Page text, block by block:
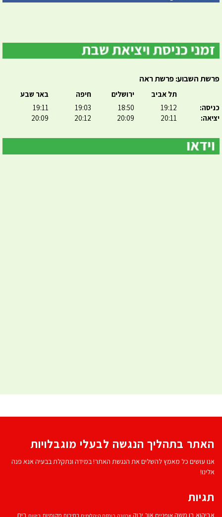
פרשת השבוע: פרשת ראה
כניסה:
יציאה:
תל אביב
19:12
20:11
ירושלים
18:50
20:09
חיפה
19:03
20:12
באר שבע
19:11
20:09
האתר בתהליך הנגשה לבעלי מוגבלויות
אנו עושים כל מאמץ להשלים את הנגשת האתר! במידה ונתקלת בבעיה אנא פנה
אלינו!
תגיות
אביהוא בן משהאופניים אור ירוק ארנונה בורסת היהלומים בחירות מקומיות ביטוח בית